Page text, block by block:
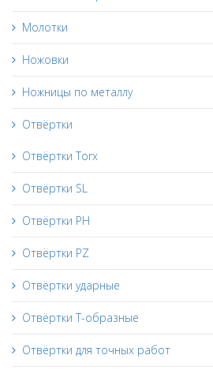
Молотки
Ножовки
Ножницы по металлу
Отвёртки
Отвёртки Torx
Отвёртки SL
Отвёртки PH
Отвёртки PZ
Отвёртки ударные
Отвёртки Т-образные
Отвёртки для точных работ